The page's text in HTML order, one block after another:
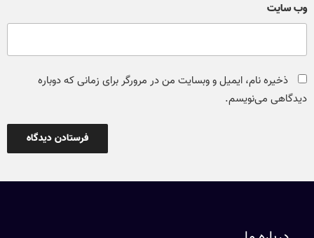
وب‌ سایت
ذخیره نام، ایمیل و وبسایت من در مرورگر برای زمانی که دوباره
دیدگاهی می‌نویسم.